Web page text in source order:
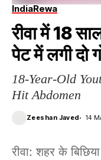
IndiaRewa
रीवा में 18
पेट में लगी दो
18-Year-Old
Hit Abdomen
Zeeshan Javed 14
रीवा: शहर के